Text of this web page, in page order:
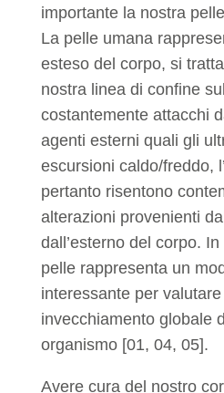
importante la nostra
La pelle umana
esteso del corpo, si
nostra linea di confine
costantemente attacchi
agenti esterni quali gli
escursioni caldo/freddo,
pertanto risentono
alterazioni provenienti
dall’esterno del corpo.
pelle rappresenta un
interessante per
invecchiamento globale
organismo [01, 04, 05].
Avere cura del nostro